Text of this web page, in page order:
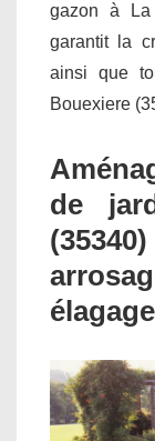
gazon à La
garantit la
ainsi que
Bouexiere
de